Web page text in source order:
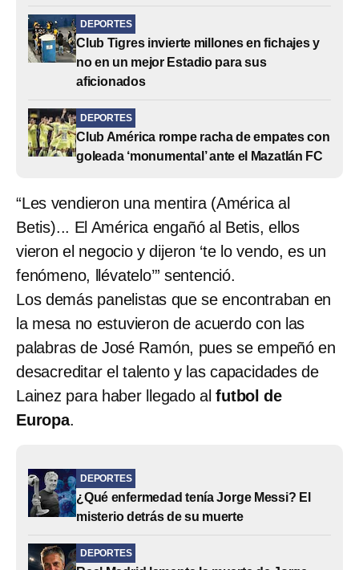
DEPORTES
Club Tigres invierte millones en fichajes y
no en un mejor Estadio para sus
aficionados
DEPORTES
Club América rompe racha de empates con
goleada ‘monumental’ ante el Mazatlán FC
“Les vendieron una mentira (América al
Betis)... El América engañó al Betis, ellos
vieron el negocio y dijeron ‘te lo vendo, es un
fenómeno, llévatelo’” sentenció.
Los demás panelistas que se encontraban en
la mesa no estuvieron de acuerdo con las
palabras de José Ramón, pues se empeñó en
desacreditar el talento y las capacidades de
Lainez para haber llegado alfutbol de
Europa.
DEPORTES
¿Qué enfermedad tenía Jorge Messi? El
misterio detrás de su muerte
DEPORTES